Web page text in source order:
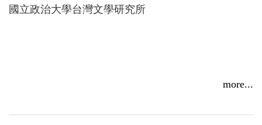
國立政治大學台灣文學研究所
more...